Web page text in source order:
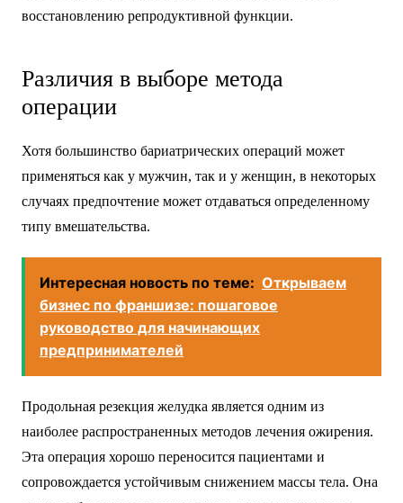
восстановлению репродуктивной функции.
Различия в выборе метода
операции
Хотя большинство бариатрических операций может
применяться как у мужчин, так и у женщин, в некоторых
случаях предпочтение может отдаваться определенному
типу вмешательства.
Интересная новость по теме: Открываем
бизнес по франшизе: пошаговое
руководство для начинающих
предпринимателей
Продольная резекция желудка является одним из
наиболее распространенных методов лечения ожирения.
Эта операция хорошо переносится пациентами и
сопровождается устойчивым снижением массы тела. Она